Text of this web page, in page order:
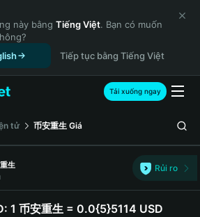
này bằng Tiếng Việt. Bạn có muốn
Tiếp tục bằng Tiếng Việt
Tải xuống ngay
tử 币安重生 Giá
生
Rủi ro
1 币安重生 = 0.0{5}5114 USD